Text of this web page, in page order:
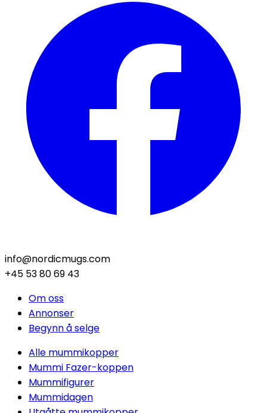
info@nordicmugs.com
+45 53 80 69 43
Om oss
Annonser
Begynn å selge
Alle mummikopper
Mummi Fazer-koppen
Mummifigurer
Mummidagen